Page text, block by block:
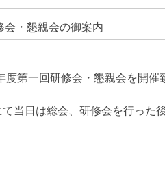
会・懇親会の御案内
第一回研修会・懇親会を開催
当日は総会、研修会を行った